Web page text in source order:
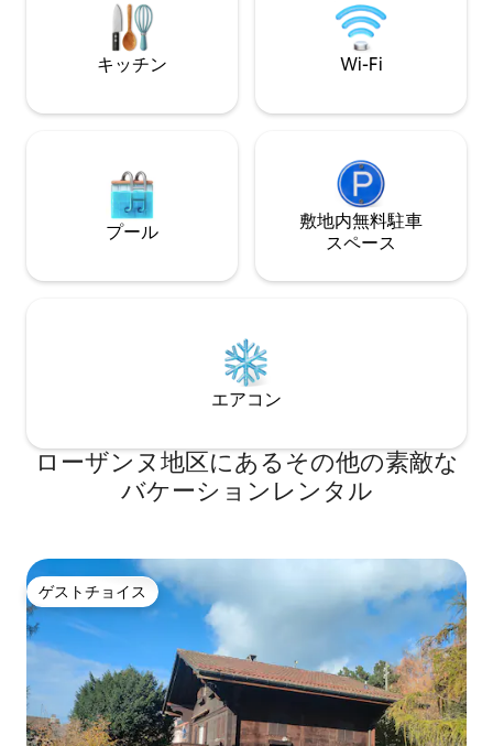
キッチン Wi-Fi
プール
敷地内無料駐⁠車
ス⁠ペ⁠ー⁠ス
エアコン
ローザンヌ地区にあるその他の素敵な
バケーションレンタル
ゲストチョイス
ゲストチョイス